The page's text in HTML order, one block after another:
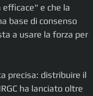
e che la
base di consenso
a usare la forza per
precisa: distribuire il
ha lanciato oltre